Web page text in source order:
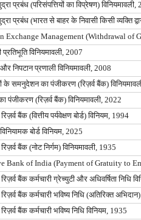
प्रबंध (परिसंपत्तियों का विप्रेषण) विनियमावली,
प्रबंध (भारत से बाहर के निवासी किसी व्यक्ति
Exchange Management (Withdrawal of
प्रतिभूति विनियमावली, 2007
निपटान प्रणाली विनियमावली, 2008
के समनुदेशन का पंजीकरण (रिज़र्व बैंक)
पंजीकरण (रिज़र्व बैंक) विनियमावली, 2022
बैंक (वित्तीय पर्यवेक्षण बोर्ड) विनियम, 1994
बोर्ड विनियम, 2025
बैंक (नोट निर्गम) विनियमावली, 1935
Bank of India (Payment of Gratuity to
बैंक कर्मचारी ग्रेच्युटी और अधिवर्षिता निधि
बैंक कर्मचारी भविष्य निधि (अतिरिक्त
बैंक कर्मचारी भविष्य निधि विनियम, 1935